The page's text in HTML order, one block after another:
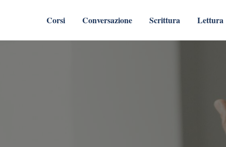
Corsi Conversazione Scrittura Lettura